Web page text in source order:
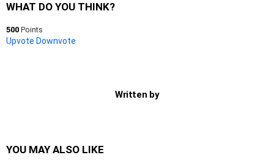
WHAT DO YOU THINK?
500 Points
Upvote Downvote
Written by
YOU MAY ALSO LIKE